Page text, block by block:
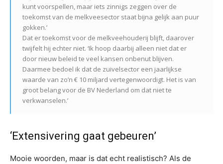
kunt voorspellen, maar iets zinnigs zeggen over de
toekomst van de melkveesector staat bijna gelijk aan puur
gokken.’
Dat er toekomst voor de melkveehouderij blijft, daarover
twijfelt hij echter niet. ‘Ik hoop daarbij alleen niet dat er
door nieuw beleid te veel kansen onbenut blijven.
Daarmee bedoel ik dat de zuivelsector een jaarlijkse
waarde van zo’n € 10 miljard vertegenwoordigt. Het is van
groot belang voor de BV Nederland om dat niet te
verkwanselen.’
‘Extensivering gaat gebeuren’
Mooie woorden, maar is dat echt realistisch? Als de